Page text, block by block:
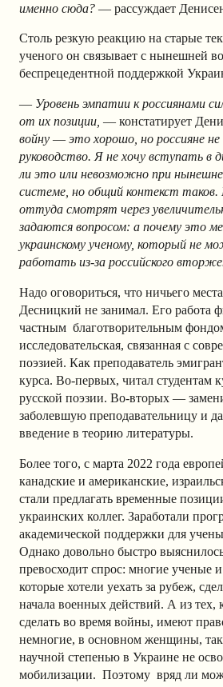
именно сюда? — рассуждает
Столь резкую реакцию на старые
ученого он связывает с нынешней
беспрецедентной поддержкой
— Уровень эмпатии к россиянами
от их позиции, — констатирует
войну — это хорошо, но россияне не
руководство. Я не хочу вступать в
ли это или невозможно при
системе, но общий контекст таков.
оттуда смотрят через
задаются вопросом: а почему это
украинскому ученому, который не
работать из-за российского
Надо оговориться, что ничьего
Десницкий не занимал. Его работа
частным благотворительным
исследовательская, связанная с
поэзией. Как преподаватель
курса. Во-первых, читал студентам
русской поэзии. Во-вторых —
заболевшую преподавательницу и
введение в теорию литературы.
Более того, с марта 2022 года
канадские и американские,
стали предлагать временные
украинских коллег. Заработали
академической поддержки для
Однако довольно быстро
превосходит спрос: многие ученые
которые хотели уехать за рубеж,
начала военных действий. А из тех,
сделать во время войны, имеют
немногие, в основном женщины,
научной степенью в Украине не
мобилизации. Поэтому вряд ли